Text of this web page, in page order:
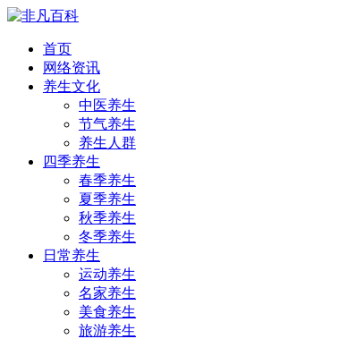
首页
网络资讯
养生文化
中医养生
节气养生
养生人群
四季养生
春季养生
夏季养生
秋季养生
冬季养生
日常养生
运动养生
名家养生
美食养生
旅游养生